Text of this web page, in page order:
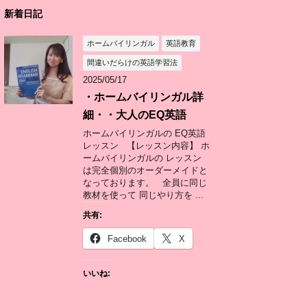
新着日記
ホームバイリンガル 英語教育
間違いだらけの英語学習法
2025/05/17
・ホームバイリンガル詳
細・・大人のEQ英語
ホームバイリンガルの EQ英語
レッスン 【レッスン内容】 ホ
ームバイリンガルの レッスン
は完全個別のオーダーメイドと
なっております。 全員に同じ
教材を使って 同じやり方を ...
共有:
Facebook X
いいね: